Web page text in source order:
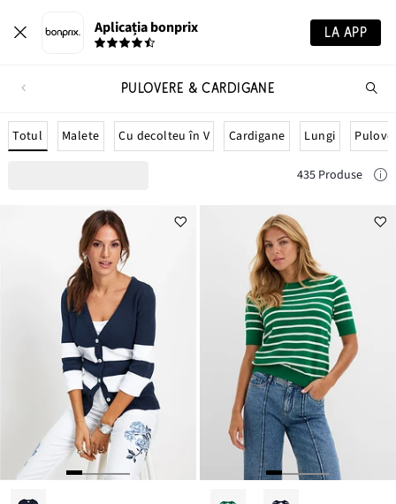
Aplicația bonprix LA APP
PULOVERE & CARDIGANE
Totul Malete Cu decolteu în V Cardigane Lungi
435 Produse